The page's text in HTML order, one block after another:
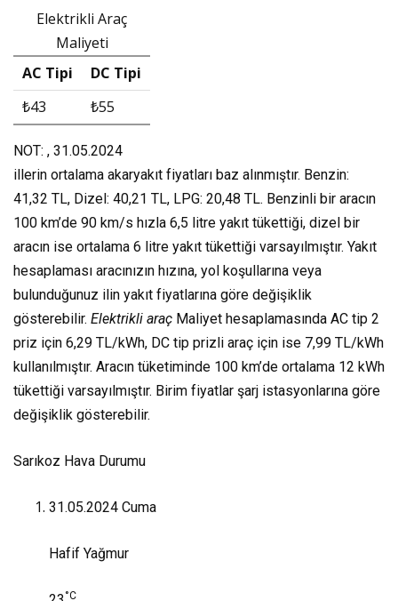
Elektrikli Araç
Maliyeti
AC Tipi
DC Tipi
₺43
₺55
NOT: , 31.05.2024
illerin ortalama akaryakıt fiyatları baz alınmıştır. Benzin:
41,32 TL, Dizel: 40,21 TL, LPG: 20,48 TL. Benzinli bir aracın
100 km’de 90 km/s hızla 6,5 litre yakıt tükettiği, dizel bir
aracın ise ortalama 6 litre yakıt tükettiği varsayılmıştır. Yakıt
hesaplaması aracınızın hızına, yol koşullarına veya
bulunduğunuz ilin yakıt fiyatlarına göre değişiklik
gösterebilir. Elektrikli araç Maliyet hesaplamasında AC tip 2
priz için 6,29 TL/kWh, DC tip prizli araç için ise 7,99 TL/kWh
kullanılmıştır. Aracın tüketiminde 100 km’de ortalama 12 kWh
tükettiği varsayılmıştır. Birim fiyatlar şarj istasyonlarına göre
değişiklik gösterebilir.
Sarıkoz Hava Durumu
31.05.2024 Cuma
Hafif Yağmur
°C